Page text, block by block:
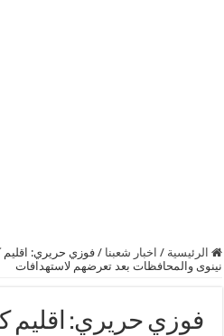
الرئيسية / اخبار شعبنا / فوزي حريري:
نينوى والمحافظات بعد تعرضهم لاستهدافات
فوزي حريري: اقليم